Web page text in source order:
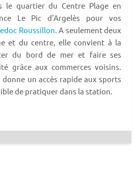
le quartier du Centre Plage en
Le Pic d'Argelès pour vos
Roussillon. A seulement deux
et du centre, elle convient à la
du bord de mer et faire ses
grâce aux commerces voisins.
un accès rapide aux sports
de pratiquer dans la station.